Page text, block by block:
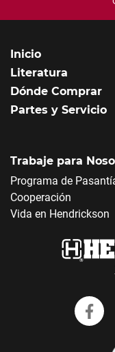
Inicio
Literatura
Dónde Comprar
Partes y Servicio
Trabaje para
Programa de
Cooperación
Vida en Hendrickson